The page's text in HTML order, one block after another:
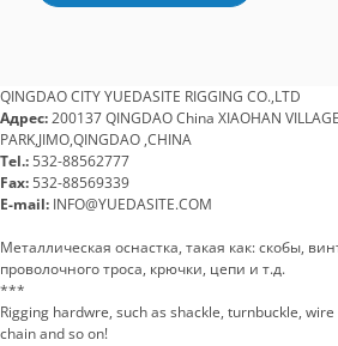
QINGDAO CITY YUEDASITE RIGGING CO.,LTD
Адрес:200137 QINGDAO China XIAOHAN
PARK,JIMO,QINGDAO ,CHINA
Tel.: 532-88562777
Fax: 532-88569339
E-mail: INFO@YUEDASITE.COM
Металлическая оснастка, такая как: скобы,
проволочного троса, крючки, цепи и т.д.
***
Rigging hardwre, such as shackle, turnbuckle,
chain and so on!